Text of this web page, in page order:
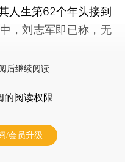
人生第62个年头接到
，刘志军即已称，无
后继续阅读
的阅读权限
/会员升级